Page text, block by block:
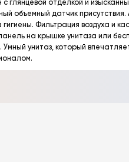
глянцевой отделкой и
объемный датчик
Фильтрация воздуха и
на крышке унитаза или
Умный унитаз, который